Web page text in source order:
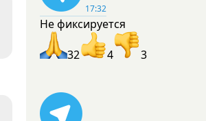
17:32
Не фиксируется
32 4 3